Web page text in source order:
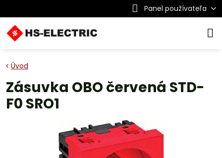
Panel používateľa
Úvod
Zásuvka OBO červená STD-
F0 SRO1